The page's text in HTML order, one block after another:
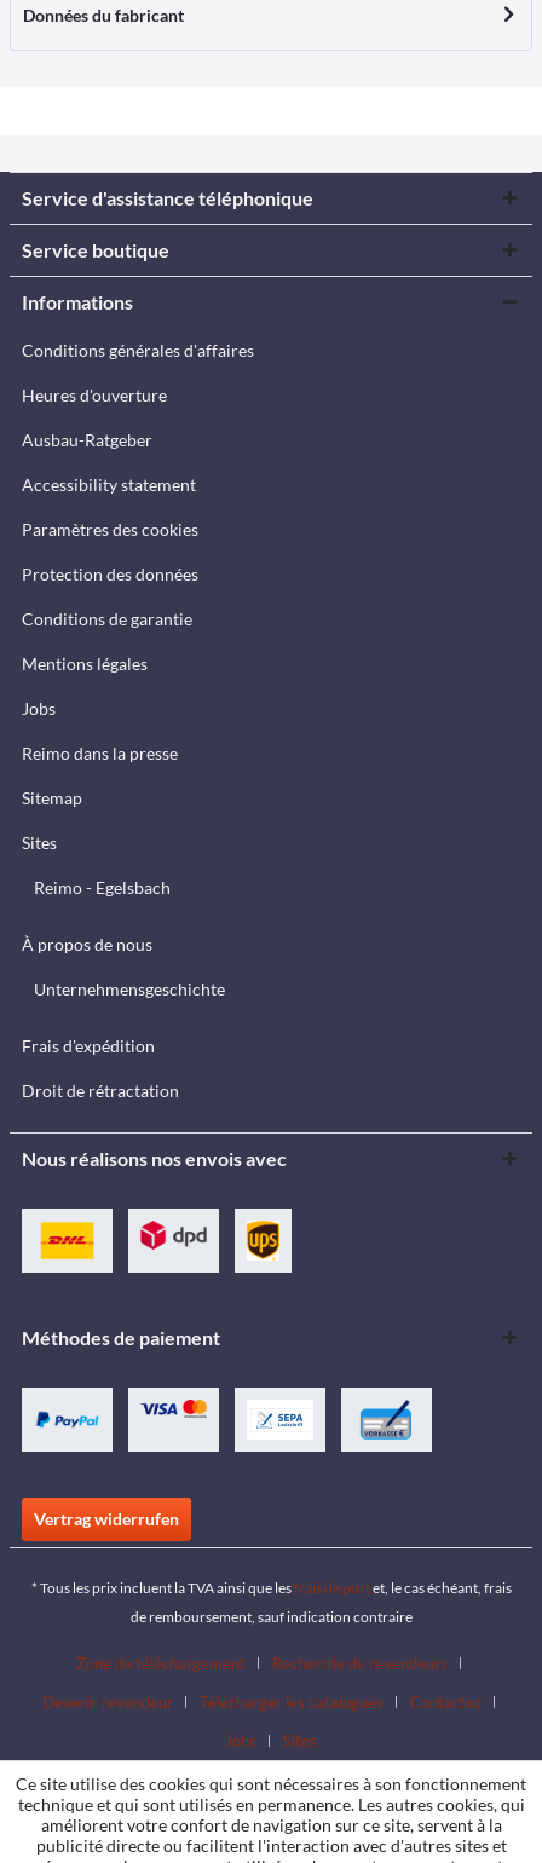
Données du fabricant
Service d'assistance téléphonique
Service boutique
Informations
Conditions générales d'affaires
Heures d'ouverture
Ausbau-Ratgeber
Accessibility statement
Paramètres des cookies
Protection des données
Conditions de garantie
Mentions légales
Jobs
Reimo dans la presse
Sitemap
Sites
Reimo - Egelsbach
À propos de nous
Unternehmensgeschichte
Frais d'expédition
Droit de rétractation
Nous réalisons nos envois avec
Méthodes de paiement
Vertrag widerrufen
* Tous les prix incluent la TVA ainsi que lesfrais de portet, le cas échéant, frais
de remboursement, sauf indication contraire
Zone de téléchargement
Recherche de revendeurs
Devenir revendeur
Télécharger les catalogues
Contactez
Jobs
Sites
Ce site utilise des cookies qui sont nécessaires à son fonctionnement
technique et qui sont utilisés en permanence. Les autres cookies, qui
améliorent votre confort de navigation sur ce site, servent à la
publicité directe ou facilitent l'interaction avec d'autres sites et